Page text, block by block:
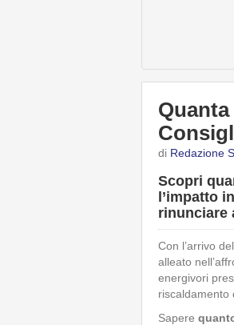
di Redazione
Scopri
l’impatto
rinunciare
Con l’arrivo
alleato
energivori
riscaldamento
Sapere